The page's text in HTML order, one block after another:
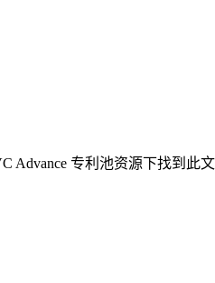
Advance 专利池资源下找到此